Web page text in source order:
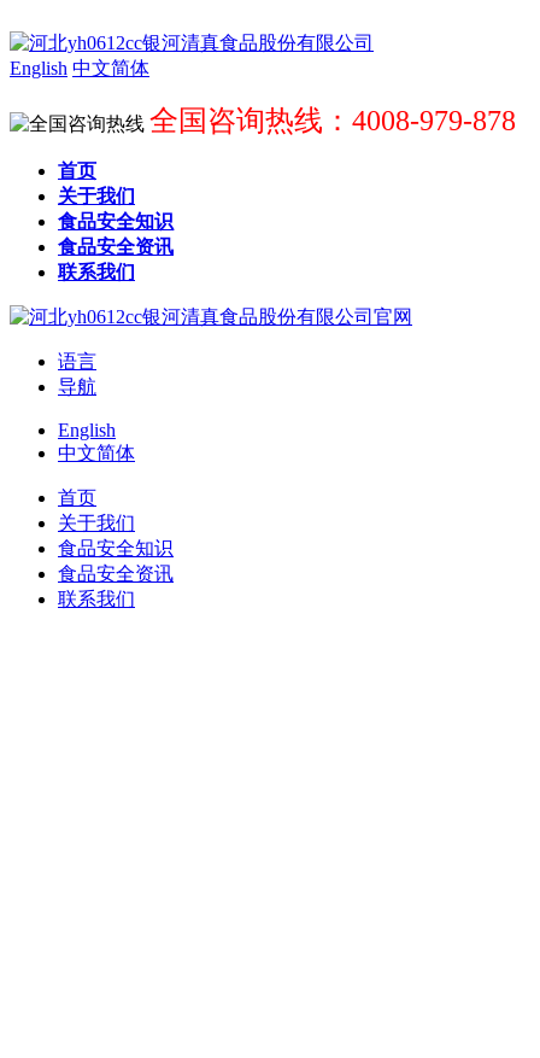
English 中文简体
全国咨询热线：4008-979-878
首页
关于我们
食品安全知识
食品安全资讯
联系我们
语言
导航
English
中文简体
首页
关于我们
食品安全知识
食品安全资讯
联系我们